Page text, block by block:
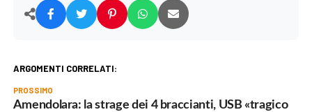
ARGOMENTI CORRELATI:
PROSSIMO
Amendolara: la strage dei 4 braccianti, USB «tragico